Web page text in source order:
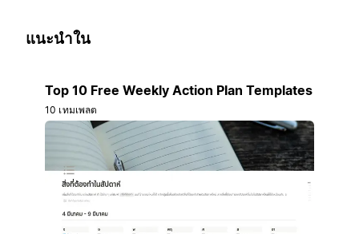
แนะนำใน
Top 10 Free Weekly Action Plan Templates
10 เทมเพลต